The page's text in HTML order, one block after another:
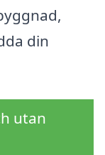
din
utan